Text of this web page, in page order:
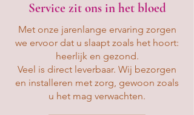
Service zit ons in het bloed
Met onze jarenlange ervaring zorgen
we ervoor dat u slaapt zoals het hoort:
heerlijk en gezond.
Veel is direct leverbaar. Wij bezorgen
en installeren met zorg, gewoon zoals
u het mag verwachten.